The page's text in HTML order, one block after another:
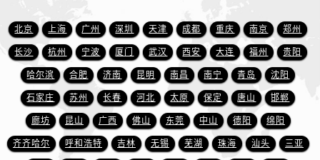
江苏省盐城市盐都区世纪大道5号盐城金融城写字楼1号楼16层1604室爱彼售后服务中心（需提前预约）
江苏省扬州市邗江区国展路29号星耀天地写字楼1号楼18层1803室爱彼售后服务中心（需提前预约）
江苏省镇江市京口区中山东路爱彼售后服务中心（需提前预约）
江西省抚州市临川区赣东大道爱彼售后服务中心（需提前预约）
江西省赣州市章贡区文清路爱彼售后服务中心（需提前预约）
江西省吉安市吉州区井冈山大道爱彼售后服务中心（需提前预约）
江西省景德镇市珠山区珠山中路爱彼售后服务中心（需提前预约）
北京 上海 广州 深圳 天津 成都 重庆 南京 郑州
长沙 杭州 宁波 厦门 武汉 西安 大连 福州 贵阳
哈尔滨 合肥 济南 昆明 南昌 南宁 青岛 沈阳
石家庄 苏州 长春 河北 太原 保定 唐山 邯郸
廊坊 昆山 广西 佛山 东莞 中山 德阳 绵阳
齐齐哈尔 呼和浩特 吉林 无锡 芜湖 珠海 汕头 三亚